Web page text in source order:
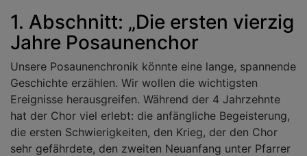
1. Abschnitt: „Die ersten vierzig
Jahre Posaunenchor
Unsere Posaunenchronik könnte eine lange, spannende
Geschichte erzählen. Wir wollen die wichtigsten
Ereignisse herausgreifen. Während der 4 Jahrzehnte
hat der Chor viel erlebt: die anfängliche Begeisterung,
die ersten Schwierigkeiten, den Krieg, der den Chor
sehr gefährdete, den zweiten Neuanfang unter Pfarrer